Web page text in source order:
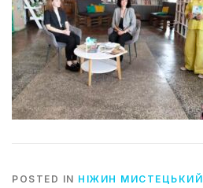
POSTED IN НІЖИН МИСТЕЦЬКИЙ